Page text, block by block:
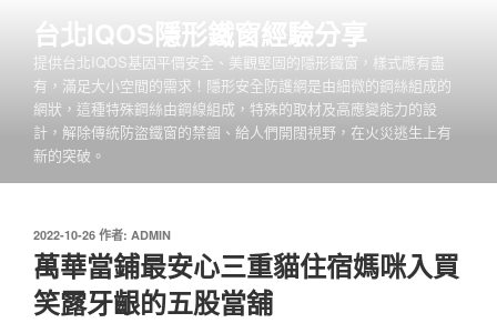
台北IQOS隱形鐵窗經驗分享
提供台北IQOS基因平價安全、美觀堅固的隱形鐵窗，樣式應有盡
有，滿足大小空間的需求！隱形安全防護網是由細微的鋼絲組成的
網狀，這種特殊鋼絲由鋼線組成，特殊的取材及高應變能力的設
計，解除傳統防盜鐵窗的禁錮、給人們開闊視野，在火災逃生上有
新的突破。
發
佈
於
2022-10-26 作者: ADMIN
萬華當鋪最安心三重貓住宿媽咪入買
笑露牙齦的五股當舖